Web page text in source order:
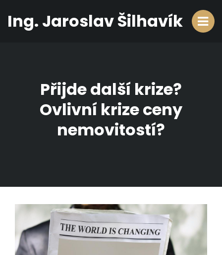
Ing. Jaroslav Šilhavík
Přijde další krize?
Ovlivní krize ceny
nemovitostí?